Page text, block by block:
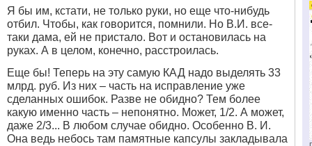
Я бы им, кстати, не только руки, но еще что-нибудь
отбил. Чтобы, как говорится, помнили. Но В.И. все-
таки дама, ей не пристало. Вот и остановилась на
руках. А в целом, конечно, расстроилась.
Еще бы! Теперь на эту самую КАД надо выделять 33
млрд. руб. Из них – часть на исправление уже
сделанных ошибок. Разве не обидно? Тем более
какую именно часть – непонятно. Может, 1/2. А может,
даже 2/3... В любом случае обидно. Особенно В. И.
Она ведь небось там памятные капсулы закладывала